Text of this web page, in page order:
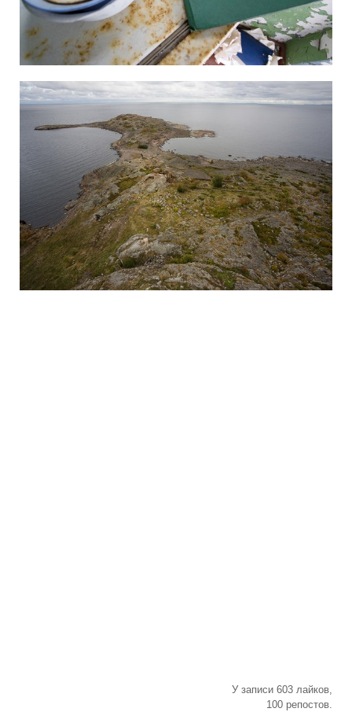
У записи 603 лайков,
100 репостов.